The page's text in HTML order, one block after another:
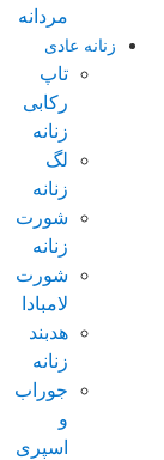
مردانه
زنانه عادی
تاپ
رکابی
زنانه
لگ
زنانه
شورت
زنانه
شورت
لامبادا
هدبند
زنانه
جوراب
و
اسپری